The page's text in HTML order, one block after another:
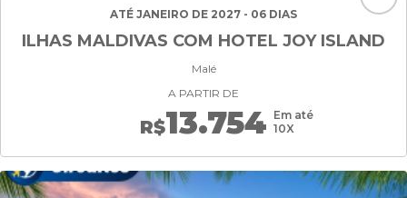
ATÉ JANEIRO DE 2027 - 06 DIAS
ILHAS MALDIVAS COM HOTEL JOY ISLAND
Malé
A PARTIR DE
R$13.754 Em até
10X